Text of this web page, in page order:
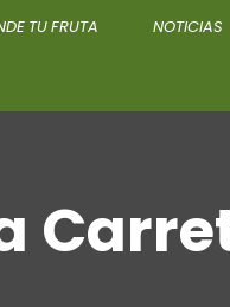
TU FRUTA NOTICIAS